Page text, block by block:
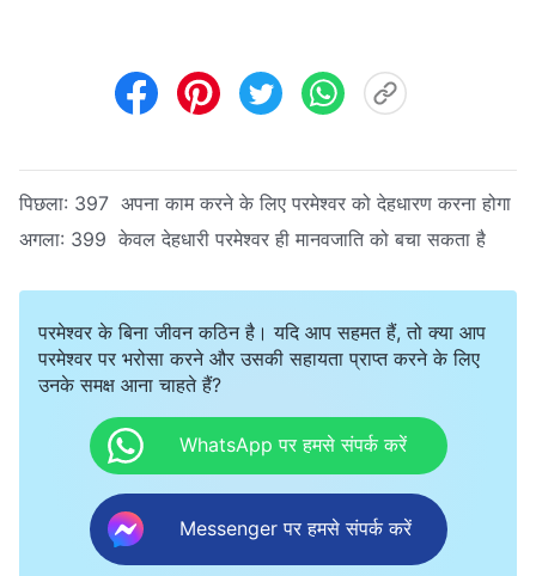
पिछला: 397 अपना काम करने के लिए परमेश्वर को देहधारण करना होगा
अगला: 399 केवल देहधारी परमेश्वर ही मानवजाति को बचा सकता है
परमेश्वर के बिना जीवन कठिन है। यदि आप सहमत हैं, तो क्या आप
परमेश्वर पर भरोसा करने और उसकी सहायता प्राप्त करने के लिए
उनके समक्ष आना चाहते हैं?
WhatsApp पर हमसे संपर्क करें
Messenger पर हमसे संपर्क करें